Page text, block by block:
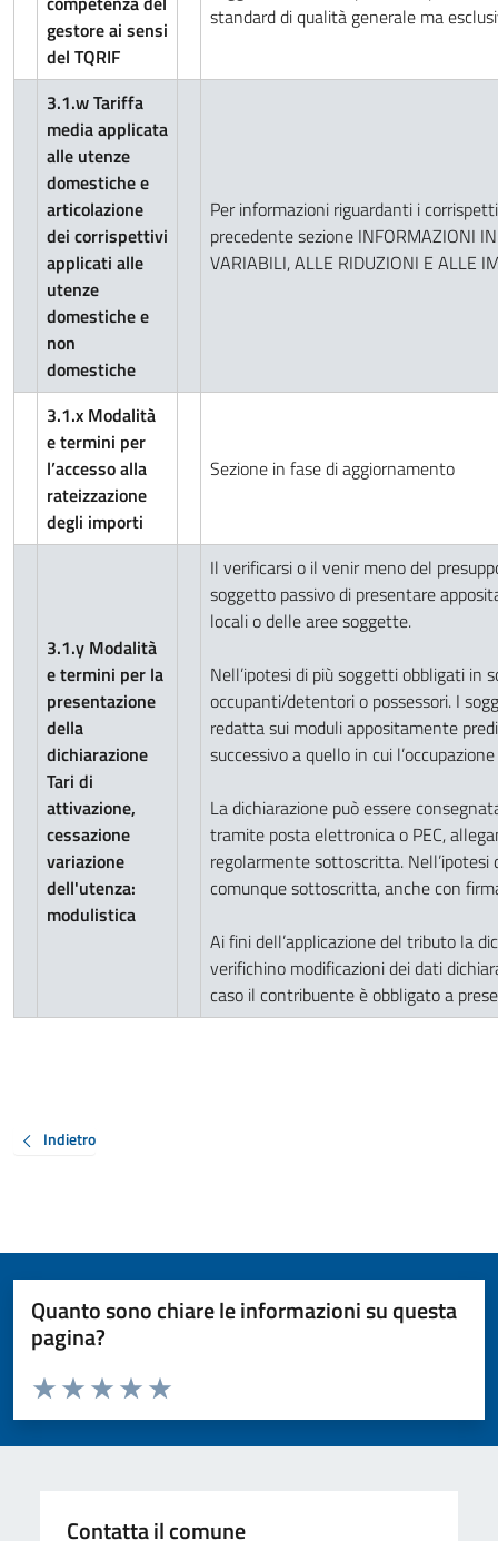
gestore ai sensi
del TQRIF
standard di qualità generale ma
3.1.w Tariffa
media applicata
alle utenze
domestiche e
articolazione
dei corrispettivi
applicati alle
utenze
domestiche e
non
domestiche
Per informazioni riguardanti i
precedente sezione INFORMAZIONI
VARIABILI, ALLE RIDUZIONI E ALLE
3.1.x Modalità
e termini per
l’accesso alla
rateizzazione
degli importi
Sezione in fase di aggiornamento
3.1.y Modalità
e termini per la
presentazione
della
dichiarazione
Tari di
attivazione,
cessazione
variazione
dell'utenza:
modulistica
Il verificarsi o il venir meno del
soggetto passivo di presentare
locali o delle aree soggette.
Nell’ipotesi di più soggetti obbligati in
occupanti/detentori o possessori. I
redatta sui moduli appositamente
successivo a quello in cui
La dichiarazione può essere
tramite posta elettronica o PEC,
regolarmente sottoscritta. Nell’ipotesi
comunque sottoscritta, anche con
Ai fini dell’applicazione del tributo la
verifichino modificazioni dei dati
caso il contribuente è obbligato a
Indietro
Quanto sono chiare le informazioni su questa
pagina?
Valuta da 1 a 5 stelle la pagina
Valuta 5 stelle su 5
Valuta 4 stelle su 5
Valuta 3 stelle su 5
Valuta 2 stelle su 5
Valuta 1 stelle su 5
Contatta il comune